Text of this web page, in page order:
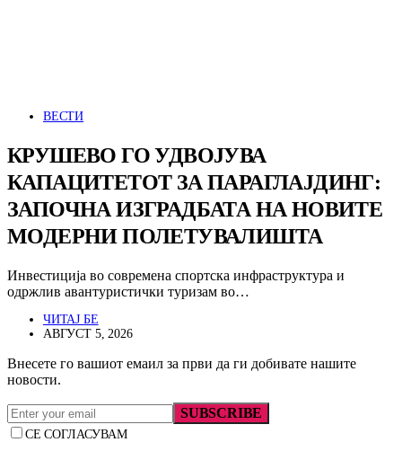
ВЕСТИ
КРУШЕВО ГО УДВОЈУВА
КАПАЦИТЕТОТ ЗА ПАРАГЛАЈДИНГ:
ЗАПОЧНА ИЗГРАДБАТА НА НОВИТЕ
МОДЕРНИ ПОЛЕТУВАЛИШТА
Инвестиција во современа спортска инфраструктура и
одржлив авантуристички туризам во…
ЧИТАЈ БЕ
АВГУСТ 5, 2026
Внесете го вашиот емаил за први да ги добивате нашите
новости.
SUBSCRIBE
СЕ СОГЛАСУВАМ